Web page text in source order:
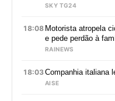
SKY TG24
18:08 Motorista atropela
e pede perdão à
RAINEWS
18:03Companhia italiana
AISE